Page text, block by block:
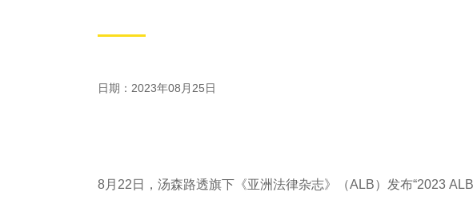
日期：2023年08月25日
8月22日，汤森路透旗下《亚洲法律杂志》（ALB）发布“2023